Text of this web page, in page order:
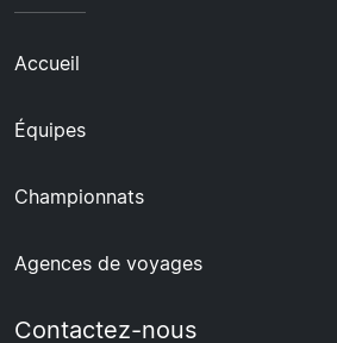
Accueil
Équipes
Championnats
Agences de voyages
Contactez-nous